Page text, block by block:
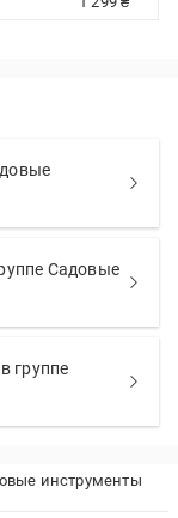
Садовые
группе
инструменты